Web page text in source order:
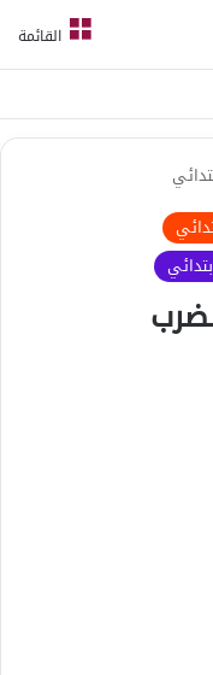
القائمة